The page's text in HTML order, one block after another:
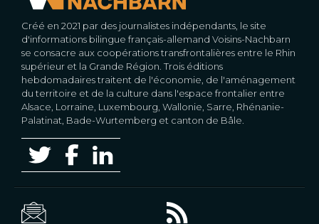
Créé en 2021 par des journalistes indépendants, le site
d'informations bilingue français-allemand Voisins-Nachbarn
se consacre aux coopérations transfrontalières entre le Rhin
supérieur et la Grande Région. Trois éditions
hebdomadaires traitent de l'économie, de l'aménagement
du territoire et de la culture dans l'espace frontalier entre
Alsace, Lorraine, Luxembourg, Wallonie, Sarre, Rhénanie-
Palatinat, Bade-Wurtemberg et canton de Bâle.